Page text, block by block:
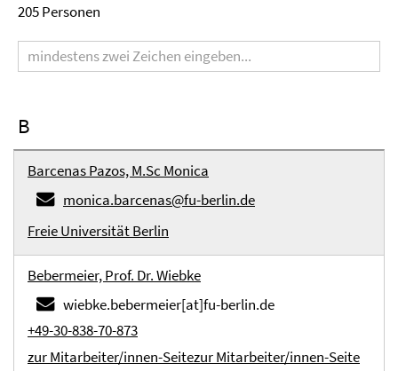
205 Personen
B
Barcenas Pazos, M.Sc Monica
monica.barcenas@fu-berlin.de
Freie Universität Berlin
Bebermeier, Prof. Dr. Wiebke
wiebke.bebermeier[at]fu-berlin.de
+49-30-838-70-873
zur Mitarbeiter/innen-Seitezur Mitarbeiter/innen-Seite